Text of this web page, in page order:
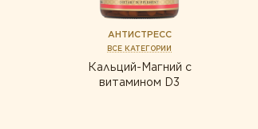
АНТИСТРЕСС
ВСЕ КАТЕГОРИИ
Кальций-Магний с
витамином D3